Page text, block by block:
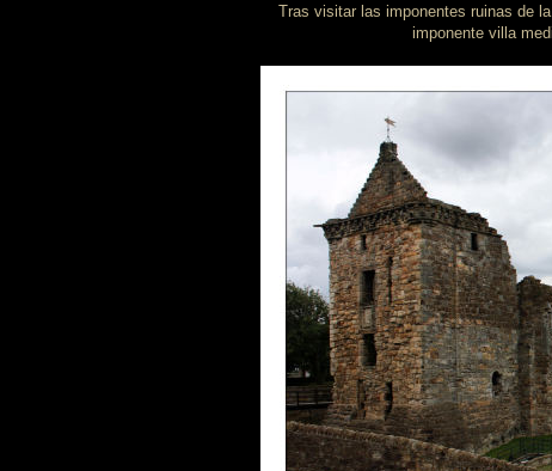
Tras visitar las imponentes ruinas de la
imponente villa